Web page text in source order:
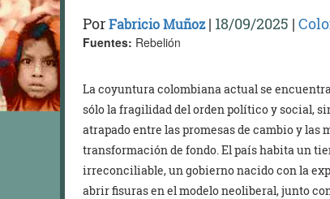
PorFabricio Muñoz| 18/09/2025 |
Fuentes: Rebelión
La coyuntura colombiana actual se
sólo la fragilidad del orden político y social,
atrapado entre las promesas de cambio y
transformación de fondo. El país habita un
irreconciliable, un gobierno nacido con la
abrir fisuras en el modelo neoliberal, junto